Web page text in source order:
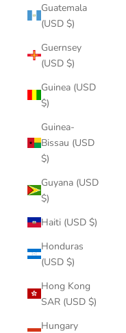
Guatemala
(USD $)
Guernsey
(USD $)
Guinea (USD
$)
Guinea-
Bissau (USD
$)
Guyana (USD
$)
Haiti (USD $)
Honduras
(USD $)
Hong Kong
SAR (USD $)
Hungary